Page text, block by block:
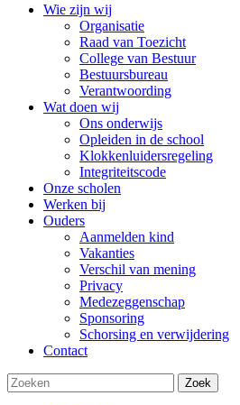
Wie zijn wij
Organisatie
Raad van Toezicht
College van Bestuur
Bestuursbureau
Verantwoording
Wat doen wij
Ons onderwijs
Opleiden in de school
Klokkenluidersregeling
Integriteitscode
Onze scholen
Werken bij
Ouders
Aanmelden kind
Vakanties
Verschil van mening
Privacy
Medezeggenschap
Sponsoring
Schorsing en verwijdering
Contact
Zoek